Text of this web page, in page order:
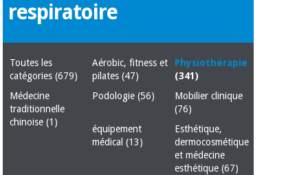
Outlet
équipement
médical
traditionnelle
chinoise
Mobilier
clinique
Nouveautes
Offres
Dentisterie
équipement
médical
Médecine
respiratoire
Toutes les
catégories (679)
Aérobic, fitness et
pilates (47)
Physiothérapie
(341)
Médecine
traditionnelle
chinoise (1)
Podologie (56)
Mobilier clinique
(76)
équipement
médical (13)
Esthétique,
dermocosmétique
et médecine
esthétique(67)